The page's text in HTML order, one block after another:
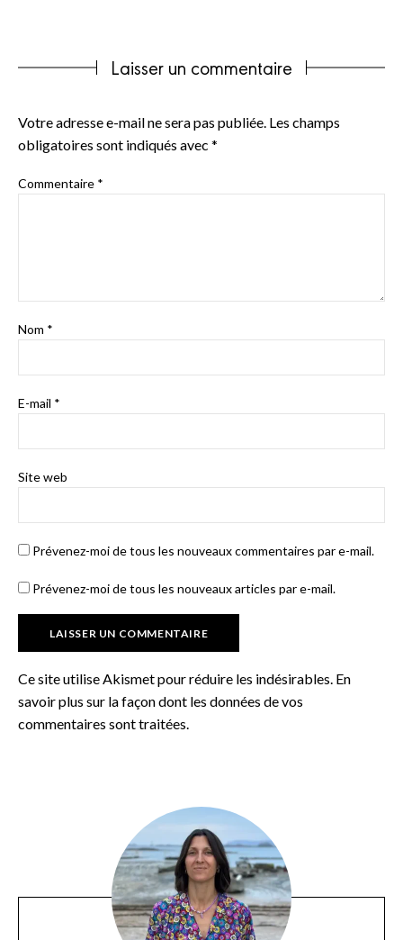
Laisser un commentaire
Votre adresse e-mail ne sera pas publiée. Les champs
obligatoires sont indiqués avec *
Commentaire *
Nom *
E-mail *
Site web
Prévenez-moi de tous les nouveaux commentaires par e-mail.
Prévenez-moi de tous les nouveaux articles par e-mail.
Ce site utilise Akismet pour réduire les indésirables. En
savoir plus sur la façon dont les données de vos
commentaires sont traitées.